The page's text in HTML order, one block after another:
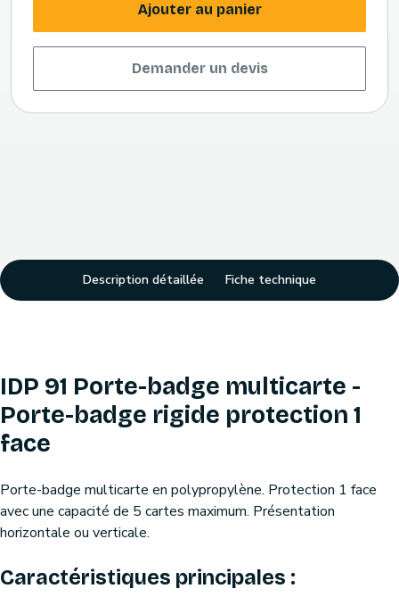
Ajouter au panier
Demander un devis
Description détaillée Fiche technique
IDP 91 Porte-badge multicarte -
Porte-badge rigide protection 1
face
Porte-badge multicarte en polypropylène. Protection 1 face
avec une capacité de 5 cartes maximum. Présentation
horizontale ou verticale.
Caractéristiques principales :